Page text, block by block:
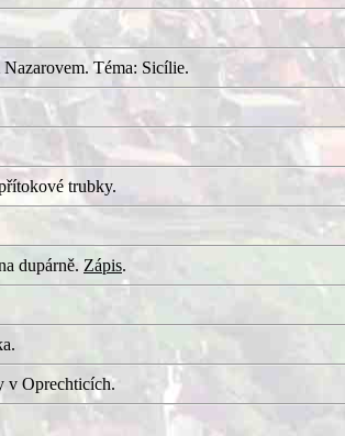
Nazarovem. Téma: Sicílie.
trubky.
dupárně. Zápis.
v Oprechticích.